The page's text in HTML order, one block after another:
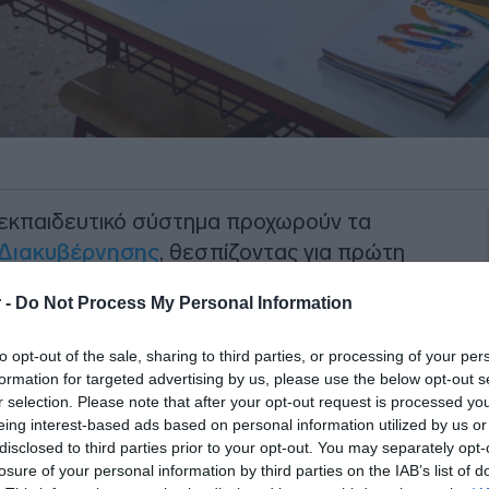
- Do Not Process My Personal Information
opt-out of the sale, sharing to third parties, or processing of your
for targeted advertising by us, please use the below opt-out
selection. Please note that after your opt-out request is processed
interest-based ads based on personal information utilized by us
to third parties prior to your opt-out. You may separately
of your personal information by third parties on the IAB’s list of
εκπαιδευτικό σύστημα προχωρούν τα
, θεσπίζοντας για πρώτη
για τη χρήση της
και τουΔημήτρη
της τεχνολογίας ως αρωγού της
«αναχώματα» για την προστασία